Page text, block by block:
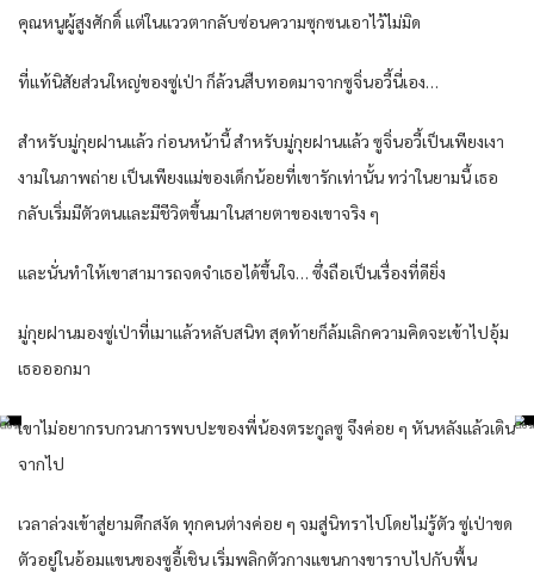
คุณหนูผู้สูงศักดิ์ แต่ในแววตากลับซ่อนความซุกซนเอาไว้ไม่มิด
ที่แท้นิสัยส่วนใหญ่ของซู่เป่า ก็ล้วนสืบทอดมาจากซูจิ่นอวี้นี่เอง…
สำหรับมู่กุยฝานแล้ว ก่อนหน้านี้ สำหรับมู่กุยฝานแล้ว ซูจิ่นอวี้เป็นเพียงเงา
งามในภาพถ่าย เป็นเพียงแม่ของเด็กน้อยที่เขารักเท่านั้น ทว่าในยามนี้ เธอ
กลับเริ่มมีตัวตนและมีชีวิตขึ้นมาในสายตาของเขาจริง ๆ
และนั่นทำให้เขาสามารถจดจำเธอได้ขึ้นใจ… ซึ่งถือเป็นเรื่องที่ดียิ่ง
มู่กุยฝานมองซู่เป่าที่เมาแล้วหลับสนิท สุดท้ายก็ล้มเลิกความคิดจะเข้าไปอุ้ม
เธอออกมา
เขาไม่อยากรบกวนการพบปะของพี่น้องตระกูลซู จึงค่อย ๆ หันหลังแล้วเดิน
จากไป
เวลาล่วงเข้าสู่ยามดึกสงัด ทุกคนต่างค่อย ๆ จมสู่นิทราไปโดยไม่รู้ตัว ซู่เป่าขด
ตัวอยู่ในอ้อมแขนของซูอี้เชิน เริ่มพลิกตัวกางแขนกางขาราบไปกับพื้น